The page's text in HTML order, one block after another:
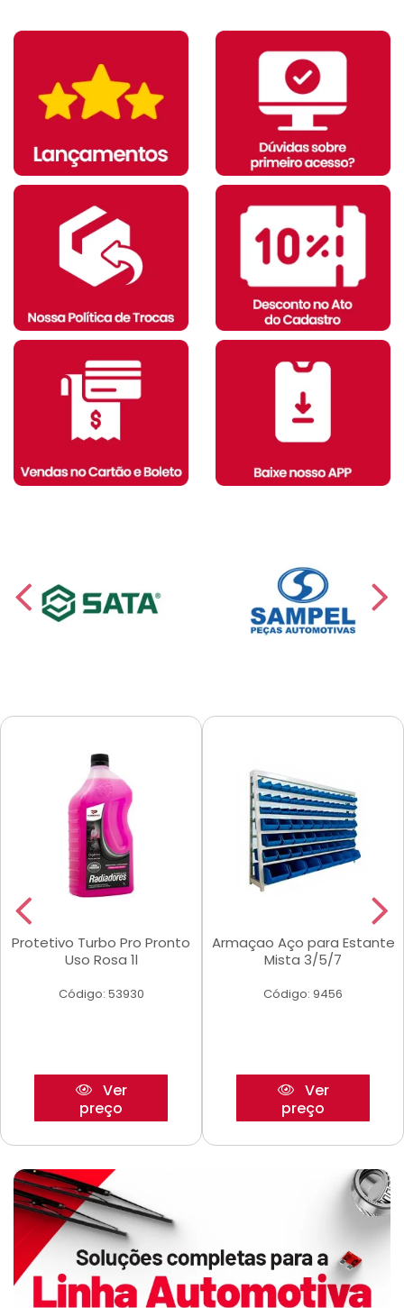
Protetivo Turbo Pro Pronto
Uso Rosa 1l
Código: 53930
Ver
preço
Armaçao Aço para Estante
Mista 3/5/7
Código: 9456
Ver
preço